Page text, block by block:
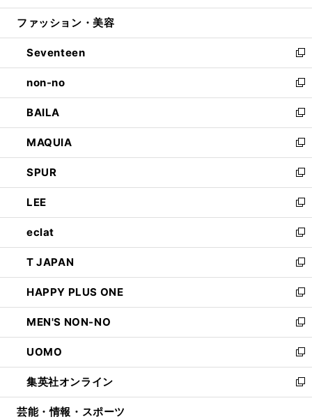
開
ウ
開
く
ン
ウ
で
開
く
ウ
ン
ド
ウ
で
開
く
ファッション・美容
Seventeen
新
し
い
ウ
ィ
ン
ド
ウ
で
開
く
non-no
新
し
い
ウ
ィ
ン
ド
ウ
で
開
く
BAILA
新
し
い
ウ
ィ
ン
ド
ウ
で
開
く
MAQUIA
新
し
い
ウ
ィ
ン
ド
ウ
で
開
く
SPUR
新
し
い
ウ
ィ
ン
ド
ウ
で
開
く
LEE
新
し
い
ウ
ィ
ン
ド
ウ
で
開
く
eclat
新
し
い
ウ
ィ
ン
ド
ウ
で
開
く
T JAPAN
新
し
い
ウ
ィ
ン
ド
ウ
で
開
HAPPY PLUS ONE
新
し
い
ウ
ィ
ン
ド
ウ
MEN'S NON-NO
新
し
い
ウ
ィ
ン
UOMO
新
し
い
ウ
集英社オンライン
新
し
芸能・情報・スポーツ